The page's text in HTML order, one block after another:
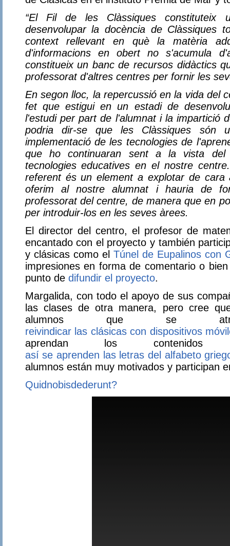
“El Fil de les Clàssiques
desenvolupar la docència de Clàssiques
context rellevant en què la matèria
d'informacions en obert no s'acumula
constitueix un banc de recursos didàctics
professorat d'altres centres per fornir les
En segon lloc, la repercussió en la vida del
fet que estigui en un estadi de
l'estudi per part de l'alumnat i la impartició
podria dir-se que les Clàssiques són
implementació de les tecnologies de
que ho continuaran sent a la vista del
tecnologies educatives en el nostre
referent és un element a explotar de
oferim al nostre alumnat i hauria de
professorat del centre, de manera que en
per introduir-los en les seves àrees.
El director del centro, el profesor de
encantado con el proyecto y también
y clásicas como el Túnel de Eupalinos con
impresiones en forma de comentario o
punto de difundir el proyecto.
Margalida, con todo el apoyo de sus
las clases de otra manera, pero cree
alumnos que se
reivindicar las clásicas con dispositivos
aprendan los
así se aprenden las letras del alfabeto
alumnos están muy motivados y participan
Quidnobisdederunt?